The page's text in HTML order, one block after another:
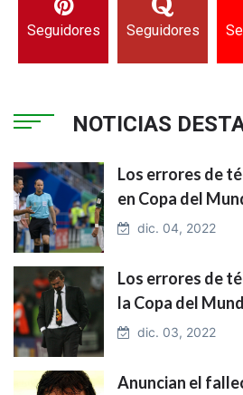
Seguidores Seguidores
NOTICIAS
Los errores de
en Copa del
dic. 04, 2022
Los errores de
la Copa del
dic. 03, 2022
Anuncian el